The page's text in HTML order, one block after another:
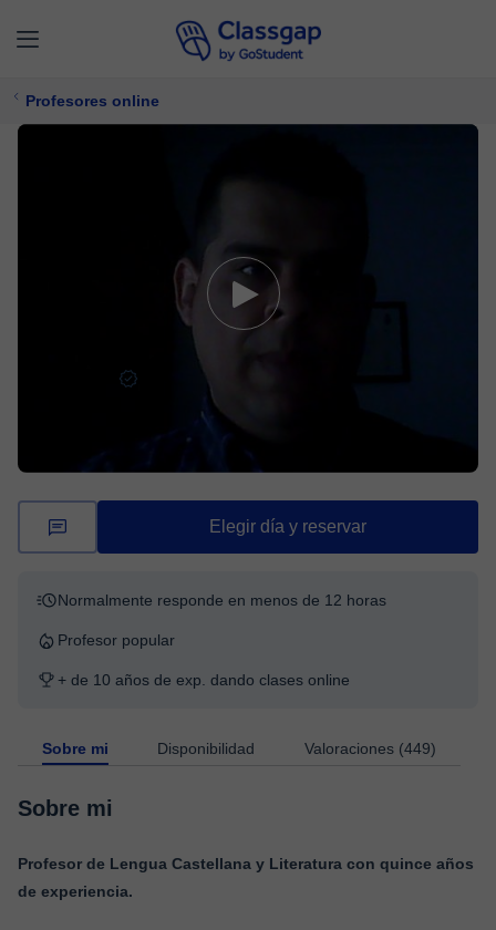
Profesores online
3321 clases
Lengua Castellana y Literatura,
11 €/
Elegir día y reservar
Normalmente responde en menos de 12 horas
Profesor popular
+ de 10 años de exp. dando clases online
Sobre mi Disponibilidad Valoraciones (449)
Sobre mi
Profesor de Lengua Castellana y Literatura con quince años
de experiencia.